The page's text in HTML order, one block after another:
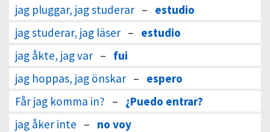
jag pluggar, jag studerar – estudio
jag studerar, jag läser – estudio
jag åkte, jag var – fui
jag hoppas, jag önskar – espero
Får jag komma in? – ¿Puedo entrar?
jag åker inte – no voy